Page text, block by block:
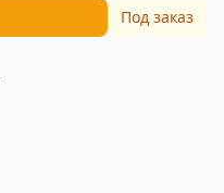
Под заказ